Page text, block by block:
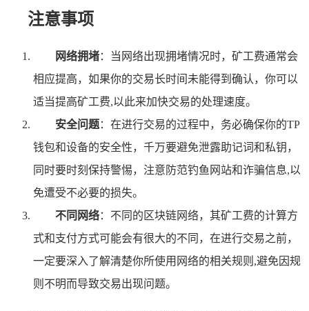
注意事项
网络拥堵：当网络出现拥堵情况时，矿工费通常会
相应提高，如果你的交易长时间未能得到确认，你可以
适当提高矿工费,以此来加快交易的处理速度。
安全问题：在进行交易的过程中，务必确保你的TP
钱包和设备的安全性，千万要避免泄露助记词和私钥，
同时要时刻保持警惕，注意防范钓鱼网站和诈骗信息,以
免遭受不必要的损失。
不同网络：不同的区块链网络，其矿工费的计算方
式和支付方式可能会有很大的不同，在进行交易之前，
一定要深入了解清楚你所使用网络的相关规则,避免因规
则不明而导致交易出现问题。